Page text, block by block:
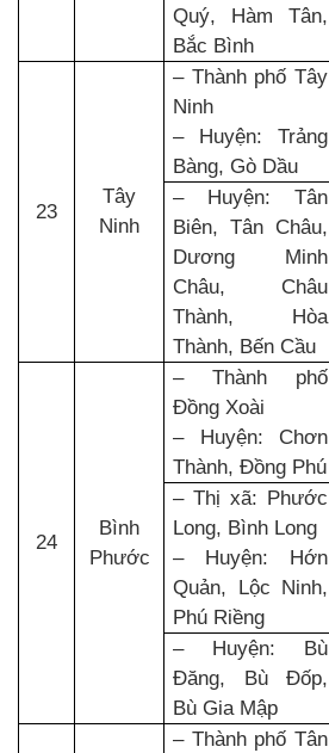
Quý, Hàm Tân,
Bắc Bình
23
Tây
Ninh
– Thành phố Tây
Ninh
– Huyện: Trảng
Bàng, Gò Dầu
– Huyện: Tân
Biên, Tân Châu,
Dương Minh
Châu, Châu
Thành, Hòa
Thành, Bến Cầu
24
Bình
Phước
– Thành phố
Đồng Xoài
– Huyện: Chơn
Thành, Đồng Phú
– Thị xã: Phước
Long, Bình Long
– Huyện: Hớn
Quản, Lộc Ninh,
Phú Riềng
– Huyện: Bù
Đăng, Bù Đốp,
Bù Gia Mập
– Thành phố Tân